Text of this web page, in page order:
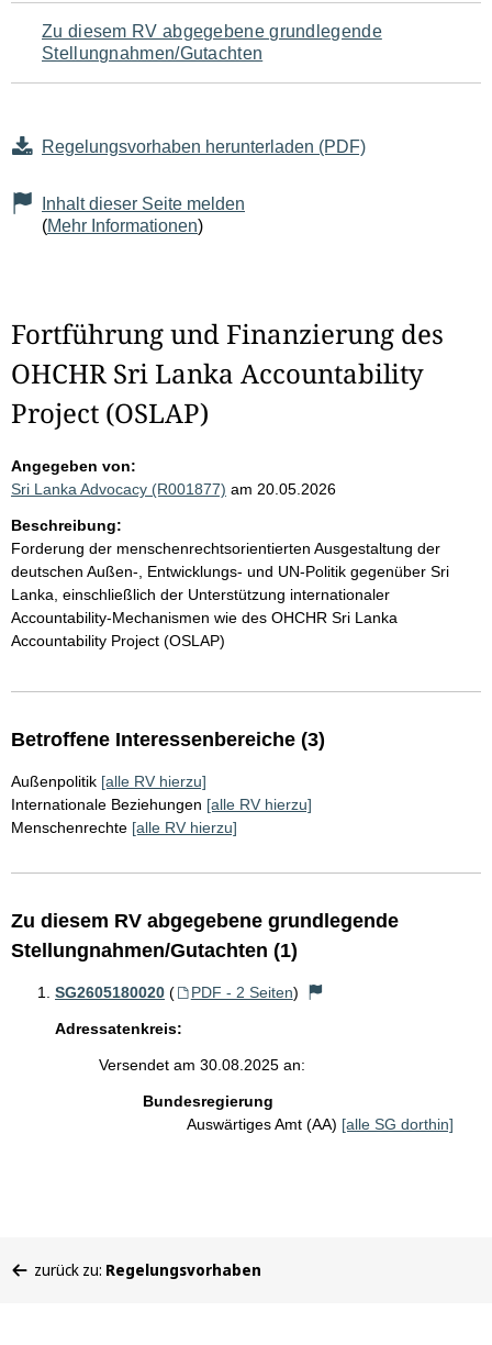
Seiteninhalt
Zu diesem RV abgegebene grundlegende
Stellungnahmen/Gutachten
Regelungsvorhaben herunterladen (PDF)
Inhalt dieser Seite melden
(Mehr Informationen)
Fortführung und Finanzierung des
OHCHR Sri Lanka Accountability
Project (OSLAP)
Angegeben von:
Sri Lanka Advocacy (R001877) am 20.05.2026
Beschreibung:
Forderung der menschenrechtsorientierten Ausgestaltung der
deutschen Außen-, Entwicklungs- und UN-Politik gegenüber Sri
Lanka, einschließlich der Unterstützung internationaler
Accountability-Mechanismen wie des OHCHR Sri Lanka
Accountability Project (OSLAP)
Betroffene Interessenbereiche (3)
Außenpolitik [alle RV hierzu]
Internationale Beziehungen [alle RV hierzu]
Menschenrechte [alle RV hierzu]
Zu diesem RV abgegebene grundlegende
Stellungnahmen/Gutachten (1)
SG2605180020 ( PDF - 2 Seiten)
Adressatenkreis:
Versendet am 30.08.2025 an:
Bundesregierung
Auswärtiges Amt (AA) [alle SG dorthin]
befinden
zurück zu: Regelungsvorhaben